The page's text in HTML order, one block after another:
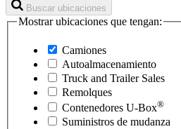
Buscar ubicaciones
Mostrar ubicaciones que tengan:
Camiones
Autoalmacenamiento
Truck and Trailer Sales
Remolques
Contenedores U-Box®
Suministros de mudanza